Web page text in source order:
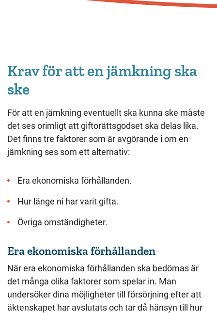
Krav för att en jämkning ska
ske
För att en jämkning eventuellt ska kunna ske måste
det ses orimligt att giftorättsgodset ska delas lika.
Det finns tre faktorer som är avgörande i om en
jämkning ses som ett alternativ:
Era ekonomiska förhållanden.
Hur länge ni har varit gifta.
Övriga omständigheter.
Era ekonomiska förhållanden
När era ekonomiska förhållanden ska bedömas är
det många olika faktorer som spelar in. Man
undersöker dina möjligheter till försörjning efter att
äktenskapet har avslutats och tar då hänsyn till hur